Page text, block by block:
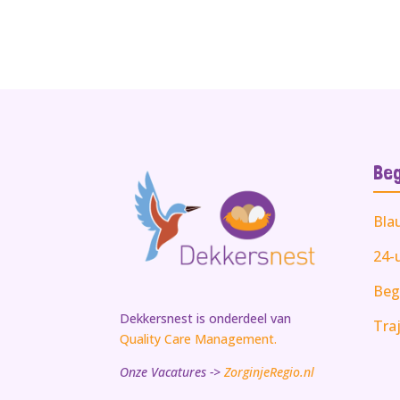
Dekkersnest is onderdeel van
Quality Care Management.
Onze Vacatures ->ZorginjeRegio.nl
24-